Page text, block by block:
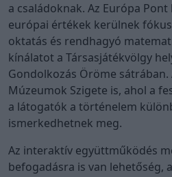
a családoknak. Az Európa
európai értékek kerülnek
oktatás és rendhagyó
kínálatot a Társasjátékvölgy
Gondolkozás Öröme sátrában.
Múzeumok Szigete is, ahol a
a látogatók a történelem
ismerkedhetnek meg.
Az interaktív együttműködés
befogadásra is van lehetőség,